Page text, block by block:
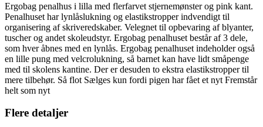
Ergobag penalhus i lilla med flerfarvet stjernemønster og pink kant.
Penalhuset har lynlåslukning og elastikstropper indvendigt til
organisering af skriveredskaber. Velegnet til opbevaring af blyanter,
tuscher og andet skoleudstyr. Ergobag penalhuset består af 3 dele,
som hver åbnes med en lynlås. Ergobag penalhuset indeholder også
en lille pung med velcrolukning, så barnet kan have lidt småpenge
med til skolens kantine. Der er desuden to ekstra elastikstropper til
mere tilbehør. Så flot Sælges kun fordi pigen har fået et nyt Fremstår
helt som nyt
Flere detaljer